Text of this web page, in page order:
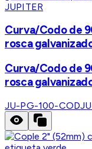
JUPITER
Curva/Codo de
rosca
Curva/Codo de
rosca
JU-PG-100-COD